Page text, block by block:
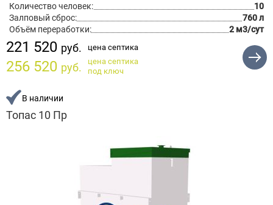
Количество человек:
10
Залповый сброс:
760 л
Объём переработки:
2 м3/сут
221 520 руб. цена септика
256 520 руб.
цена септика
под ключ
В наличии
Топас 10 Пр